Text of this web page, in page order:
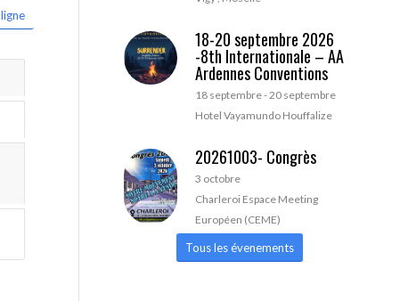
18-20 septembre 2026
-8th Internationale – AA
Ardennes Conventions
18 septembre-20 septembre
Hotel Vayamundo Houffalize
20261003- Congrès
3 octobre
Charleroi Espace Meeting
Européen (CEME)
Tous les évenements